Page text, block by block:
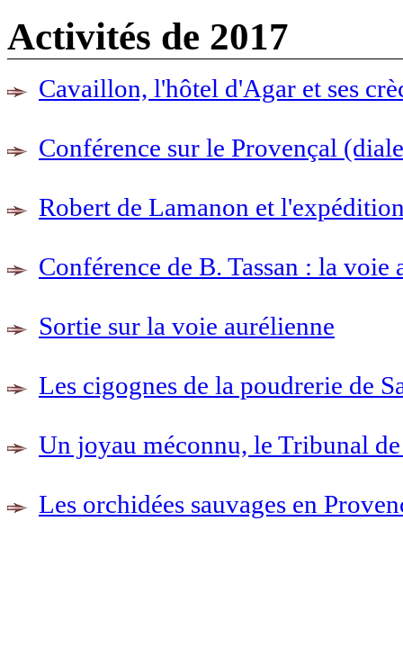
Activités de 2017
Cavaillon, l'hôtel d'Agar et ses
Conférence sur le Provençal
Robert de Lamanon et
Conférence de B. Tassan : la voie
Sortie sur la voie aurélienne
Les cigognes de la poudrerie de
Un joyau méconnu, le Tribunal
Les orchidées sauvages en